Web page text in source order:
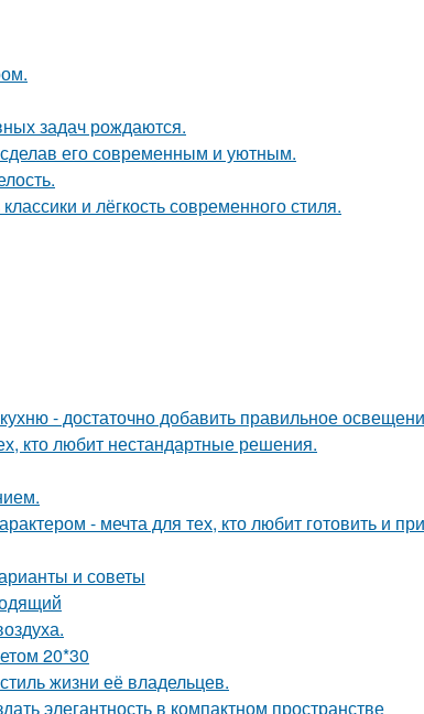
задач рождаются.
его современным и уютным.
и лёгкость современного стиля.
- достаточно добавить правильное
кто любит нестандартные решения.
- мечта для тех, кто любит готовить и
и советы
20*30
жизни её владельцев.
элегантность в компактном пространстве